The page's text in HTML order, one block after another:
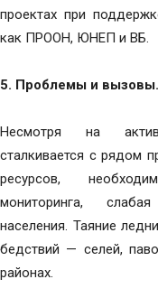
проектах при
как ПРООН, ЮНЕП и ВБ.
5. Проблемы и вызовы.
Несмотря на
сталкивается с рядом
ресурсов,
мониторинга,
населения. Таяние
бедствий — селей,
районах.